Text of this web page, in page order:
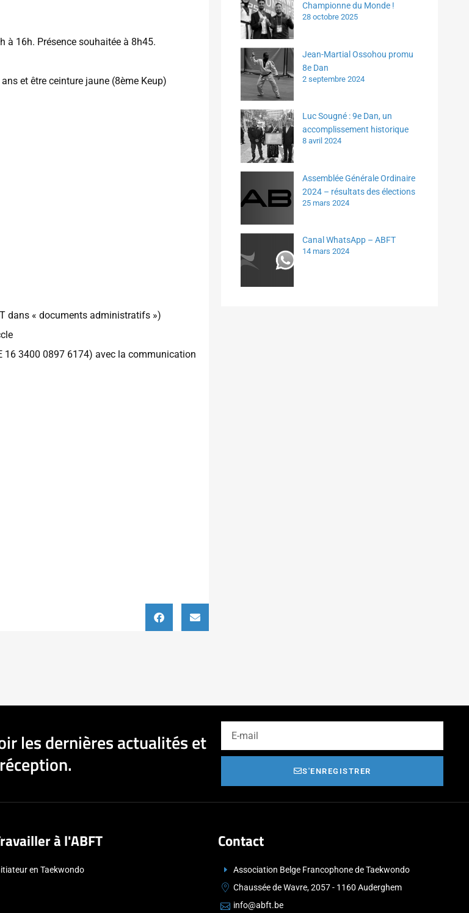
à 16h. Présence souhaitée à 8h45.
et être ceinture jaune (8ème Keup)
dans « documents administratifs »)
16 3400 0897 6174) avec la communication
Championne du Monde !
28 octobre 2025
Jean-Martial Ossohou promu
8e Dan
2 septembre 2024
Luc Sougné : 9e Dan, un
accomplissement historique
8 avril 2024
Assemblée Générale Ordinaire
2024 – résultats des élections
25 mars 2024
Canal WhatsApp – ABFT
14 mars 2024
les dernières actualités et
S'ENREGISTRER
à l'ABFT
en Taekwondo
Contact
Association Belge Francophone de Taekwondo
Chaussée de Wavre, 2057 - 1160 Auderghem
info@abft.be